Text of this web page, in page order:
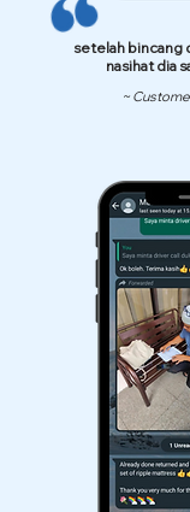
setelah bincang
nasihat dia
~